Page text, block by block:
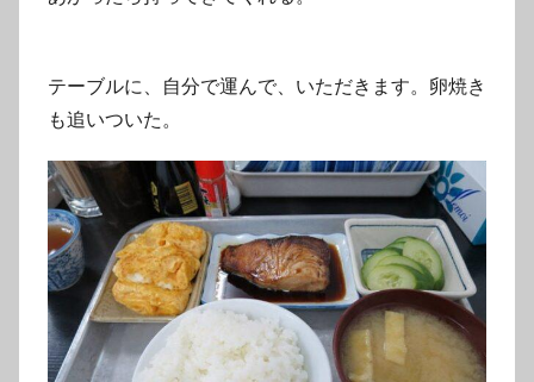
テーブルに、自分で運んで、いただきます。卵焼き
も追いついた。